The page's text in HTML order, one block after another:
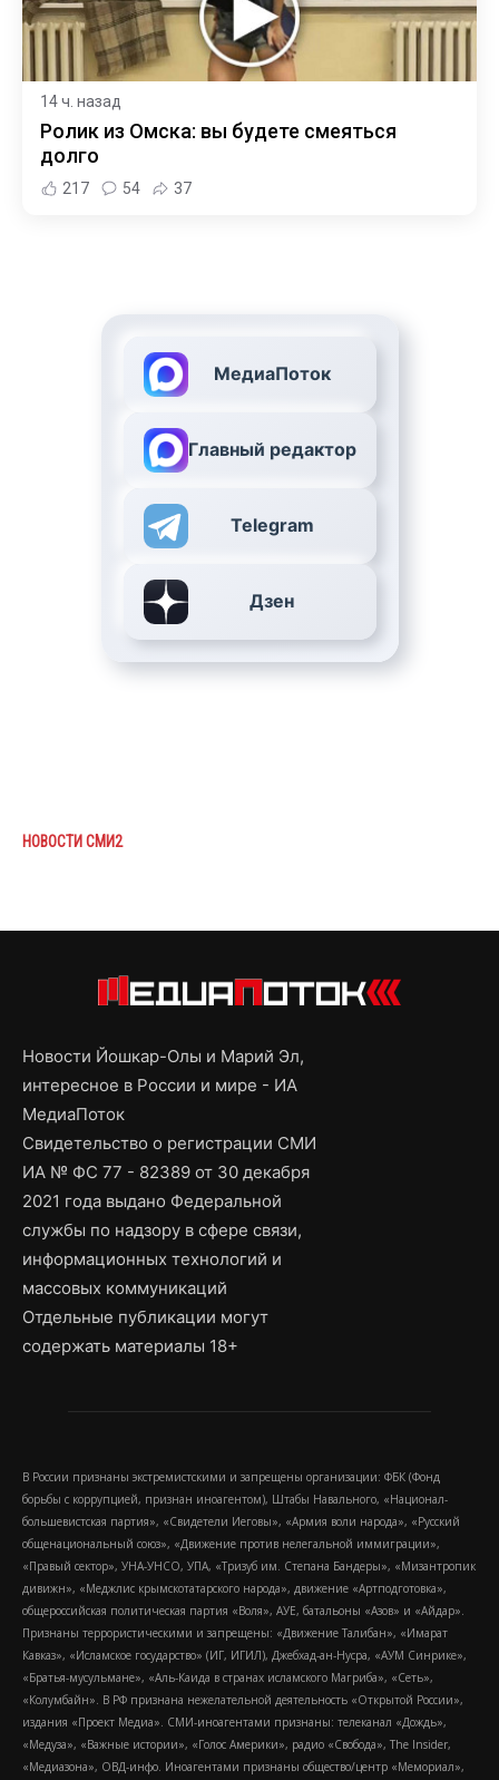
14 ч. назад
Ролик из Омска: вы будете смеяться
долго
217 54 37
МедиаПоток
Главный редактор
Telegram
Дзен
НОВОСТИ СМИ2
Новости Йошкар-Олы и Марий Эл,
интересное в России и мире - ИА
МедиаПоток
Свидетельство о регистрации СМИ
ИА № ФС 77 - 82389 от 30 декабря
2021 года выдано Федеральной
службы по надзору в сфере связи,
информационных технологий и
массовых коммуникаций
Отдельные публикации могут
содержать материалы 18+
В России признаны экстремистскими и запрещены организации: ФБК (Фонд
борьбы с коррупцией, признан иноагентом), Штабы Навального, «Национал-
большевистская партия», «Свидетели Иеговы», «Армия воли народа», «Русский
общенациональный союз», «Движение против нелегальной иммиграции»,
«Правый сектор», УНА-УНСО, УПА, «Тризуб им. Степана Бандеры», «Мизантропик
дивижн», «Меджлис крымскотатарского народа», движение «Артподготовка»,
общероссийская политическая партия «Воля», АУЕ, батальоны «Азов» и «Айдар».
Признаны террористическими и запрещены: «Движение Талибан», «Имарат
Кавказ», «Исламское государство» (ИГ, ИГИЛ), Джебхад-ан-Нусра, «АУМ Синрике»,
«Братья-мусульмане», «Аль-Каида в странах исламского Магриба», «Сеть»,
«Колумбайн». В РФ признана нежелательной деятельность «Открытой России»,
издания «Проект Медиа». СМИ-иноагентами признаны: телеканал «Дождь»,
«Медуза», «Важные истории», «Голос Америки», радио «Свобода», The Insider,
«Медиазона», ОВД-инфо. Иноагентами признаны общество/центр «Мемориал»,